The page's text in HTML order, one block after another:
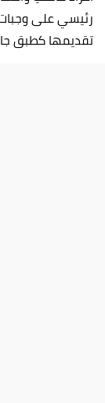
رئيسي على
تقديمها كطبق